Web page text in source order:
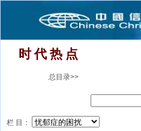
时 代 热 点
总目录>>
栏 目：